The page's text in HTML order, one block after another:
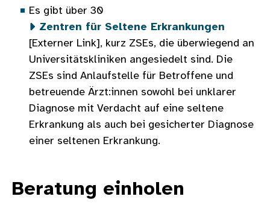
Es gibt über 30
Zentren für Seltene Erkrankungen
[Externer Link], kurz ZSEs, die überwiegend an
Universitätskliniken angesiedelt sind. Die
ZSEs sind Anlaufstelle für Betroffene und
betreuende Ärzt:innen sowohl bei unklarer
Diagnose mit Verdacht auf eine seltene
Erkrankung als auch bei gesicherter Diagnose
einer seltenen Erkrankung.
Beratung einholen